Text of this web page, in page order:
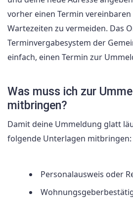
vorher einen Termin
Wartezeiten zu vermeiden. Das
Terminvergabesystem der
einfach, einen Termin zur
Was muss ich zur
mitbringen?
Damit deine Ummeldung glatt
folgende Unterlagen mitbringen:
Personalausweis oder